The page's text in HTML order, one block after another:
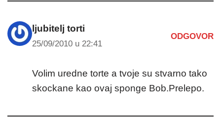
ljubitelj torti
25/09/2010 u 22:41
ODGOVOR
Volim uredne torte a tvoje su stvarno tako
skockane kao ovaj sponge Bob.Prelepo.